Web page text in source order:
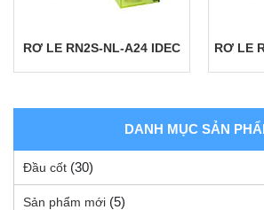
RƠ LE RN2S-NL-A24 IDEC RƠ LE
DANH MỤC SẢN
Đầu cốt (30)
Sản phẩm mới (5)